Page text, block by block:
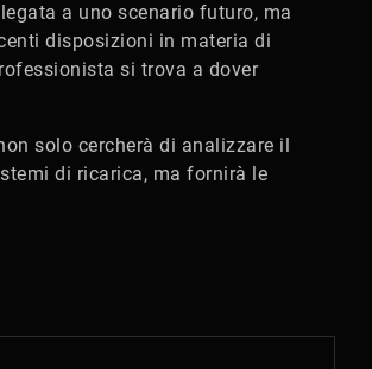
a uno scenario futuro, ma
disposizioni in materia di
si trova a dover
solo cercherà di analizzare il
di ricarica, ma fornirà le